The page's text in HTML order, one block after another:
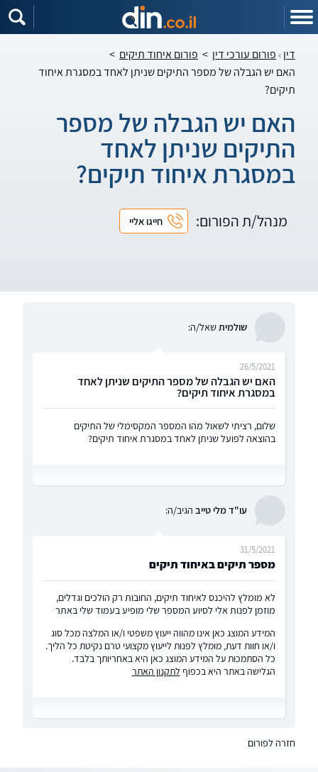
דין פורום עורכי דין > פורום איחוד תיקים >
האם יש הגבלה של מספר התיקים שניתן לאחד במסגרת איחוד
תיקים?
האם יש הגבלה של מספר
התיקים שניתן לאחד
במסגרת איחוד תיקים?
מנהל/ת הפורום: חייגו אליי
שולמיתשאל/ה:
האם יש הגבלה של מספר התיקים שניתן לאחד
במסגרת איחוד תיקים?
26/5/2021
שלום, רציתי לשאול מהו המספר המקסימלי של התיקים
בהוצאה לפועל שניתן לאחד במסגרת איחוד תיקים?
עו"ד מלי טייב הגיב/ה:
מספר תיקים באיחוד תיקים
31/5/2021
לא מומלץ להיכנס לאיחוד תיקים, החובות רק הולכים וגדלים,
מוזמן לפנות אלי לסיוע המספר שלי מופיע בעמוד שלי באתר
המידע המוצג כאן אינו מהווה ייעוץ משפטי ו/או המלצה מכל סוג
ו/או חוות דעת, מומלץ לפנות לייעוץ מקצועי טרם נקיטת כל הליך.
כל הסתמכות על המידע המוצג כאן היא באחריותך בלבד.
הגלישה באתר היא בכפוף לתקנון האתר
חזרה לפורום